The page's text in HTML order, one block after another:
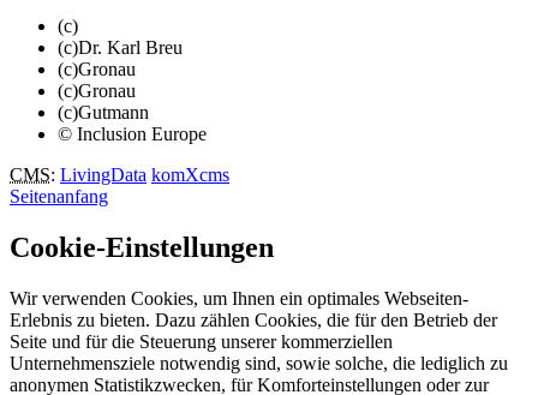
(c)
(c)Dr. Karl Breu
(c)Gronau
(c)Gronau
(c)Gutmann
© Inclusion Europe
CMS: LivingData komXcms
Seitenanfang
Cookie-Einstellungen
Wir verwenden Cookies, um Ihnen ein optimales Webseiten-
Erlebnis zu bieten. Dazu zählen Cookies, die für den Betrieb der
Seite und für die Steuerung unserer kommerziellen
Unternehmensziele notwendig sind, sowie solche, die lediglich zu
anonymen Statistikzwecken, für Komforteinstellungen oder zur